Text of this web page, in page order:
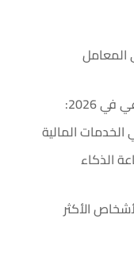
المعامل
الخدمات المالية
فقاعة الذكاء
الأكثر